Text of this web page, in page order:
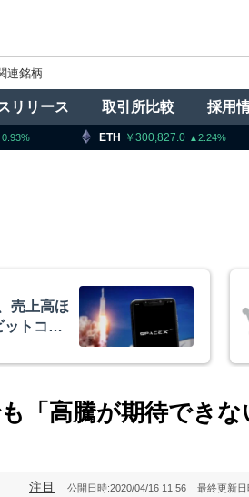
連銘柄
リリース 取引所比較 採用
300,827.0 2.24 XRP
立でも仮
イズCIO
「高騰が期待できな
注目 公開日時:2020/04/16 11:56 最終更新日